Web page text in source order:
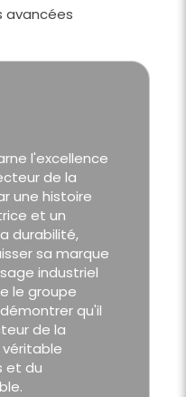
avancées
l'excellence
de la
une histoire
et un
durabilité,
sa marque
industriel
le groupe
qu'il
de la
et du